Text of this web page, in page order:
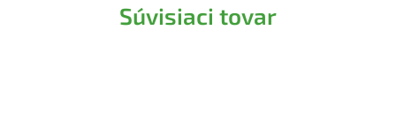
Súvisiaci tovar